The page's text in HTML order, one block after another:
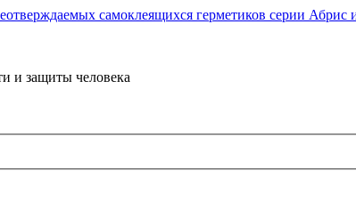
и защиты человека